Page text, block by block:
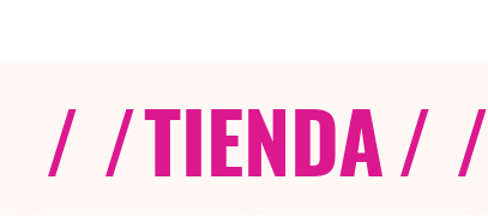
/ /TIENDA/ /